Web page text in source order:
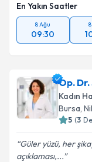
En Yakın Saatler
8 Ağu
09:30
Op.
Kadın
Bursa,
5 (3
Güler yüzü, her
açıklaması,...